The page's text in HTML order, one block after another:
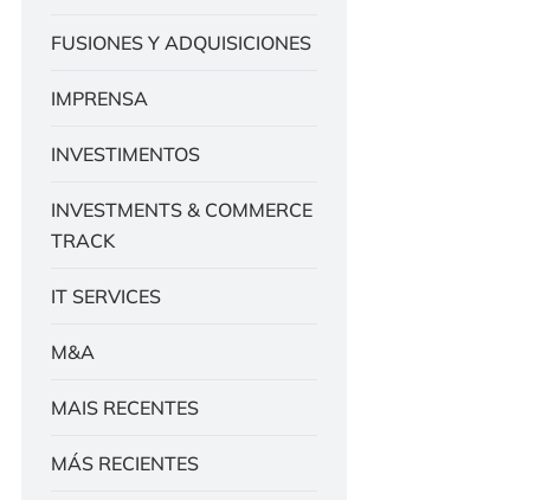
FUSIONES Y ADQUISICIONES
IMPRENSA
INVESTIMENTOS
INVESTMENTS & COMMERCE
TRACK
IT SERVICES
M&A
MAIS RECENTES
MÁS RECIENTES